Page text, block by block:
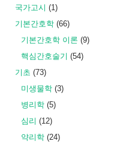
국가고시 (1)
기본간호학 (66)
기본간호학 이론 (9)
핵심간호술기 (54)
기초 (73)
미생물학 (3)
병리학 (5)
심리 (12)
약리학 (24)